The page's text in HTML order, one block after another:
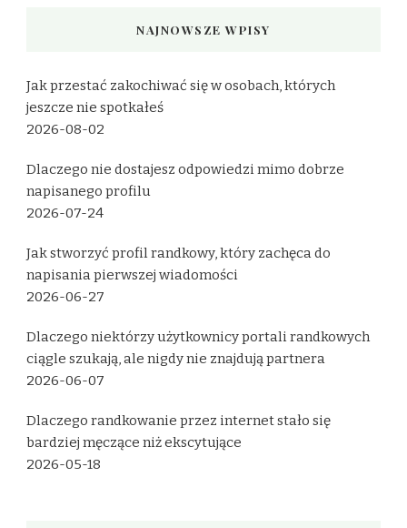
NAJNOWSZE WPISY
Jak przestać zakochiwać się w osobach, których
jeszcze nie spotkałeś
2026-08-02
Dlaczego nie dostajesz odpowiedzi mimo dobrze
napisanego profilu
2026-07-24
Jak stworzyć profil randkowy, który zachęca do
napisania pierwszej wiadomości
2026-06-27
Dlaczego niektórzy użytkownicy portali randkowych
ciągle szukają, ale nigdy nie znajdują partnera
2026-06-07
Dlaczego randkowanie przez internet stało się
bardziej męczące niż ekscytujące
2026-05-18